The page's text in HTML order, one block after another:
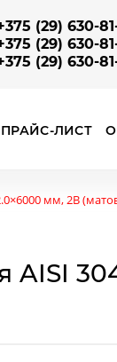
(29) 630-
(29) 630-
(29) 630-
ПРАЙС-ЛИСТ
мм, 2B
AISI